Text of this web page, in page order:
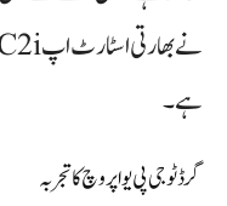
ہے۔
گرڈ ٹو جی پی یو اپروچ کا تجربہ